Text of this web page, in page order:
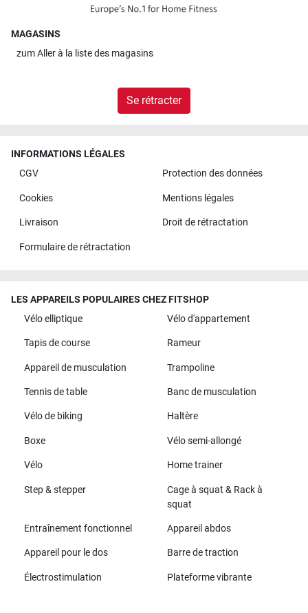
MAGASINS
zumAller à la liste des magasins
Se rétracter
INFORMATIONS LÉGALES
CGV
Protection des données
Cookies Mentions légales
Livraison Droit de rétractation
Formulaire de rétractation
LES APPAREILS POPULAIRES CHEZ FITSHOP
Vélo elliptique
Vélo d'appartement
Tapis de course Rameur
Appareil de musculation Trampoline
Tennis de table Banc de musculation
Vélo de biking Haltère
Boxe Vélo semi-allongé
Vélo Home trainer
Step & stepper
Cage à squat & Rack à
squat
Entraînement fonctionnel Appareil abdos
Appareil pour le dos Barre de traction
Électrostimulation Plateforme vibrante